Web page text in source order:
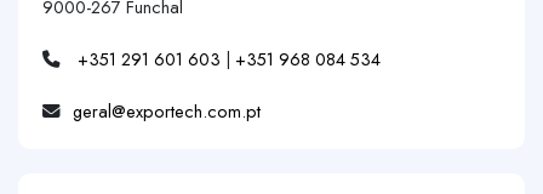
9000-267 Funchal
+351 291 601 603 | +351 968 084 534
geral@exportech.com.pt